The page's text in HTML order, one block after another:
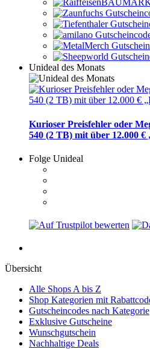
Unideal des Monats
Kurioser Preisfehler oder
540 (2 TB) mit über 12.000 €
Folge Unideal
Übersicht
Alle Shops A bis Z
Shop Kategorien mit
Gutscheincodes nach Kategorie
Exklusive Gutscheine
Wunschgutschein
Nachhaltige Deals